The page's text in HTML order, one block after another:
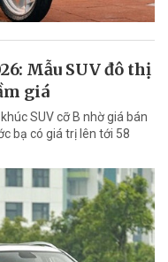
Mẫu SUV đô thị
giá
SUV cỡ B nhờ giá bán
bạ có giá trị lên tới 58